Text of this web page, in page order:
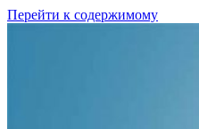
Перейти к содержимому